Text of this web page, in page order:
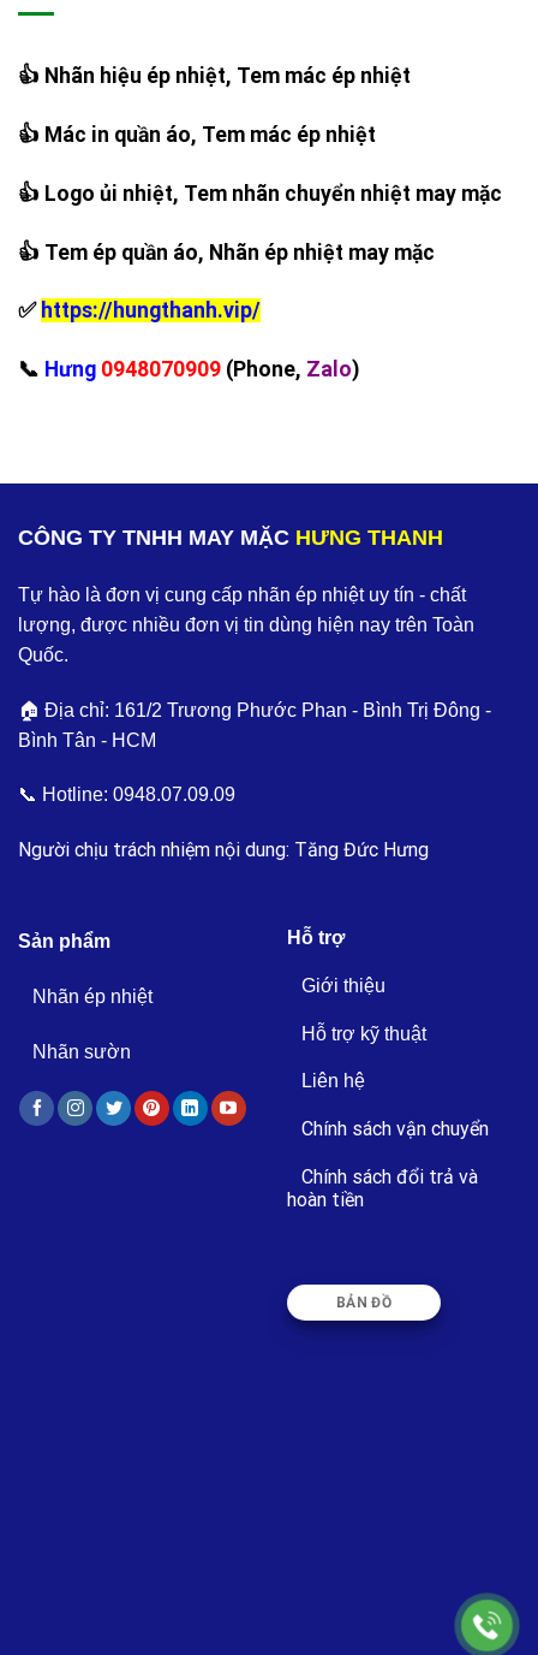
👍 Nhãn hiệu ép nhiệt, Tem mác ép nhiệt
👍 Mác in quần áo, Tem mác ép nhiệt
👍 Logo ủi nhiệt, Tem nhãn chuyển nhiệt may mặc
👍 Tem ép quần áo, Nhãn ép nhiệt may mặc
✅ https://hungthanh.vip/
‪📞 Hưng 0948070909 (Phone, Zalo)
CÔNG TY TNHH MAY MẶC HƯNG THANH
Tự hào là đơn vị cung cấp nhãn ép nhiệt uy tín - chất
lượng, được nhiều đơn vị tin dùng hiện nay trên Toàn
Quốc.
🏠 Địa chỉ: 161/2 Trương Phước Phan - Bình Trị Đông -
Bình Tân - HCM
📞 Hotline: 0948.07.09.09
Người chịu trách nhiệm nội dung: Tăng Đức Hưng
Sản phẩm
Nhãn ép nhiệt
Nhãn sườn
Hỗ trợ
Giới thiệu
Hỗ trợ kỹ thuật
Liên hệ
Chính sách vận chuyển
Chính sách đổi trả và
hoàn tiền
BẢN ĐỒ